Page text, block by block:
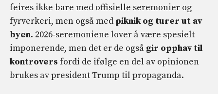
feires ikke bare med offisielle seremonier og
fyrverkeri, men også med piknik og turer ut av
byen. 2026-seremoniene lover å være spesielt
imponerende, men det er de også gir opphav til
kontrovers fordi de ifølge en del av opinionen
brukes av president Trump til propaganda.